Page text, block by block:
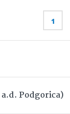
1
Podgorica)